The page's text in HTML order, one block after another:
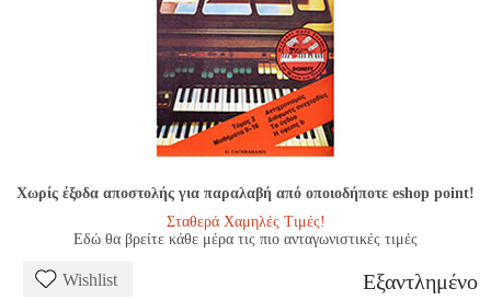
Χωρίς έξοδα αποστολής για παραλαβή από οποιοδήποτε eshop point!
Σταθερά Χαμηλές Τιμές!
Εδώ θα βρείτε κάθε μέρα τις πιο ανταγωνιστικές τιμές
Wishlist Εξαντλημένο